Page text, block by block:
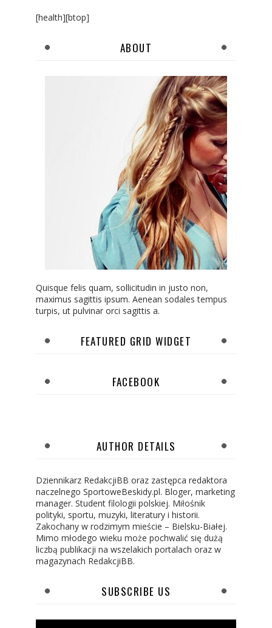
[health][btop]
ABOUT
Quisque felis quam, sollicitudin in justo non,
maximus sagittis ipsum. Aenean sodales tempus
turpis, ut pulvinar orci sagittis a.
FEATURED GRID WIDGET
FACEBOOK
AUTHOR DETAILS
Dziennikarz RedakcjiBB oraz zastępca redaktora
naczelnego SportoweBeskidy.pl. Bloger, marketing
manager. Student filologii polskiej. Miłośnik
polityki, sportu, muzyki, literatury i historii.
Zakochany w rodzimym mieście – Bielsku-Białej.
Mimo młodego wieku może pochwalić się dużą
liczbą publikacji na wszelakich portalach oraz w
magazynach RedakcjiBB.
SUBSCRIBE US